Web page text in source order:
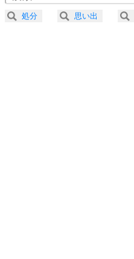
2.5倍速 （194KB 49秒）
3.0倍速 （162KB 41秒）
処分 思い出